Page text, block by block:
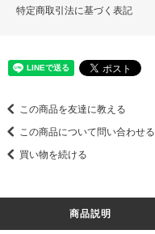
特定商取引法に基づく表記
この商品を友達に教える
この商品について問い合わせる
買い物を続ける
商品説明